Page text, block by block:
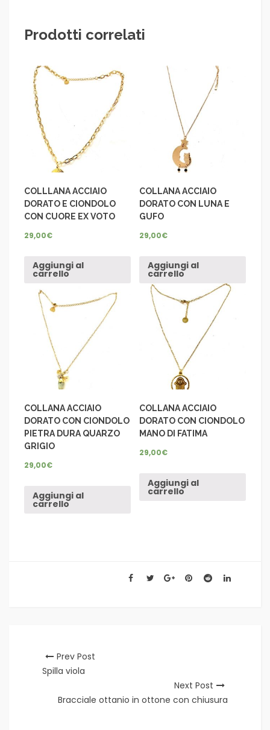
Prodotti correlati
COLLLANA ACCIAIO
DORATO E CIONDOLO
CON CUORE EX VOTO
29,00€
Aggiungi al
carrello
COLLANA ACCIAIO
DORATO CON LUNA E
GUFO
29,00€
Aggiungi al
carrello
COLLANA ACCIAIO
DORATO CON CIONDOLO
PIETRA DURA QUARZO
GRIGIO
29,00€
Aggiungi al
carrello
COLLANA ACCIAIO
DORATO CON CIONDOLO
MANO DI FATIMA
29,00€
Aggiungi al
carrello
Prev Post
Spilla viola
Next Post
Bracciale ottanio in ottone con chiusura